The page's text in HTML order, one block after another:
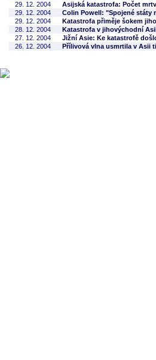
29. 12. 2004
Asijská katastrofa: Počet
29. 12. 2004
Colin Powell: "Spojené státy
29. 12. 2004
Katastrofa přiměje šokem
28. 12. 2004
Katastrofa v jihovýchodní
27. 12. 2004
Jižní Asie: Ke katastrofě
26. 12. 2004
Přílivová vlna usmrtila v Asii